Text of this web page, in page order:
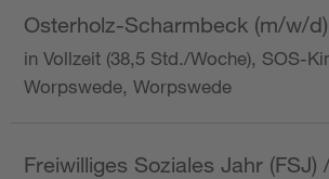
Osterholz-Scharmbeck (m/w/d)
in Vollzeit (38,5 Std./Woche), SOS-
Worpswede, Worpswede
Freiwilliges Soziales Jahr (FSJ)